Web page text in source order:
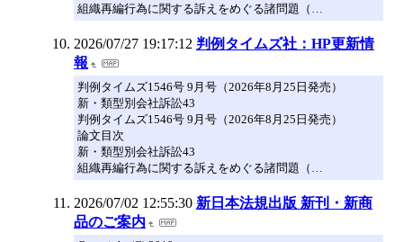
組織再編行為に関する訴えをめぐる諸問題（…
2026/07/27 19:17:12 判例タイムズ社：HP更新情
報
判例タイムズ1546号 9月号（2026年8月25日発売）
新・類型別会社訴訟43
判例タイムズ1546号 9月号（2026年8月25日発売）
論文目次
新・類型別会社訴訟43
組織再編行為に関する訴えをめぐる諸問題（…
2026/07/02 12:55:30 新日本法規出版 新刊・新商
品のご案内